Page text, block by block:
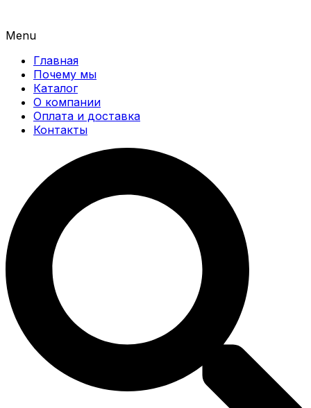
Menu
Главная
Почему мы
Каталог
О компании
Оплата и доставка
Контакты